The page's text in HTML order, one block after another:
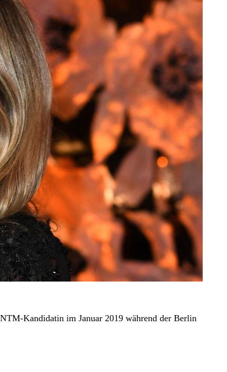
Kandidatin im Januar 2019 während der Berlin